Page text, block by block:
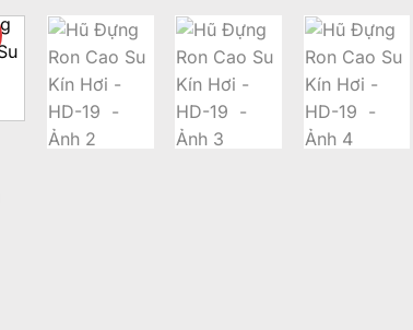
Add to
wishlist